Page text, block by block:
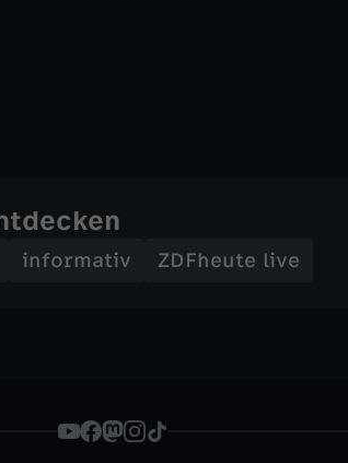
informativ ZDFheute live